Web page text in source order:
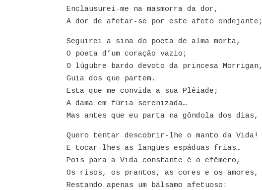
Enclausurei-me na masmorra da dor,
A dor de afetar-se por este afeto ondejante;
Seguirei a sina do poeta de alma morta,
O poeta d’um coração vazio;
O lúgubre bardo devoto da princesa Morrigan,
Guia dos que partem.
Esta que me convida a sua Plêiade;
A dama em fúria serenizada…
Mas antes que eu parta na gôndola dos dias,
Quero tentar descobrir-lhe o manto da Vida!
E tocar-lhes as langues espáduas frias…
Pois para a Vida constante é o efêmero,
Os risos, os prantos, as cores e os amores,
Restando apenas um bálsamo afetuoso: